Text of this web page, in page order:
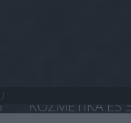
KOZMETIKA ÉS